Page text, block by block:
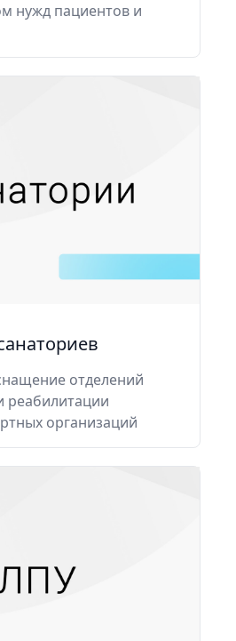
нужд пациентов и
отделений
реабилитации
организаций